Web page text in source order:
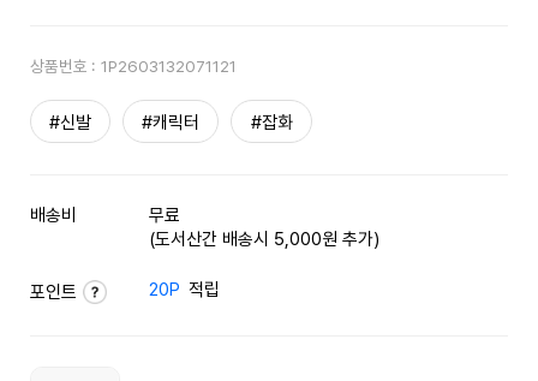
상품번호 : 1P2603132071121
#신발 #캐릭터 #잡화
배송비
무료
(도서산간 배송시 5,000원 추가)
포인트 20P 적립